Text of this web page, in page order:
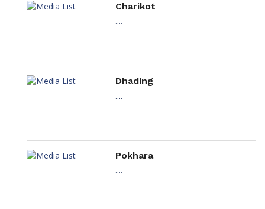
Charikot
....
Dhading
....
Pokhara
....